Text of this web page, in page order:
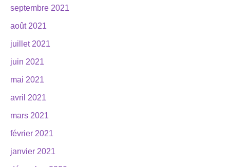
septembre 2021
août 2021
juillet 2021
juin 2021
mai 2021
avril 2021
mars 2021
février 2021
janvier 2021